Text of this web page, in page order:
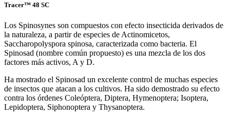
Tracer™ 48 SC
Los Spinosynes son compuestos con efecto insecticida derivados de
la naturaleza, a partir de especies de Actinomicetos,
Saccharopolyspora spinosa, caracterizada como bacteria. El
Spinosad (nombre común propuesto) es una mezcla de los dos
factores más activos, A y D.
Ha mostrado el Spinosad un excelente control de muchas especies
de insectos que atacan a los cultivos. Ha sido demostrado su efecto
contra los órdenes Coleóptera, Diptera, Hymenoptera; Isoptera,
Lepidoptera, Siphonoptera y Thysanoptera.